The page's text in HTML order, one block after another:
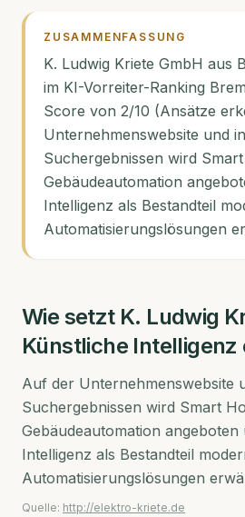
ZUSAMMENFASSUNG
K. Ludwig Kriete GmbH aus
im KI-Vorreiter-Ranking
Score von 2/10 (Ansätze
Unternehmenswebsite und in
Suchergebnissen wird
Gebäudeautomation
Intelligenz als Bestandteil
Automatisierungslösungen
Wie setzt K. Ludwig
Künstliche Intelligenz
Auf der Unternehmenswebsite
Suchergebnissen wird Smart
Gebäudeautomation angeboten
Intelligenz als Bestandteil
Automatisierungslösungen
Quelle: http://elektro-kriete.de